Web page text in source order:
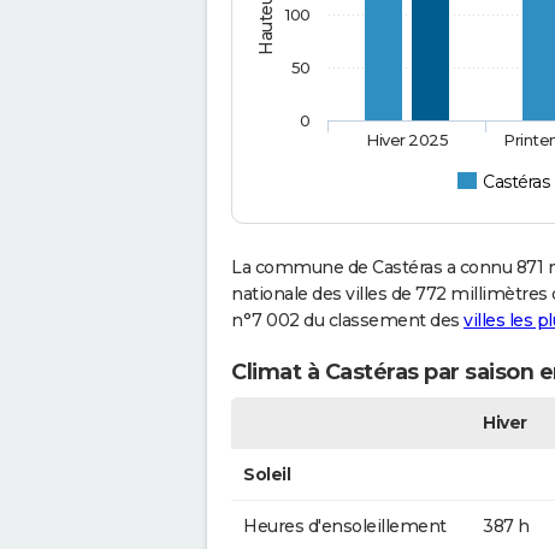
Castéras
Hiver 2025
0
50
100
La commune de Castéras a connu
nationale des villes de 772 millimètres
n°7 002 du classement des villes les
Climat à Castéras par saison
Hiver
Soleil
Heures d'ensoleillement 387 h